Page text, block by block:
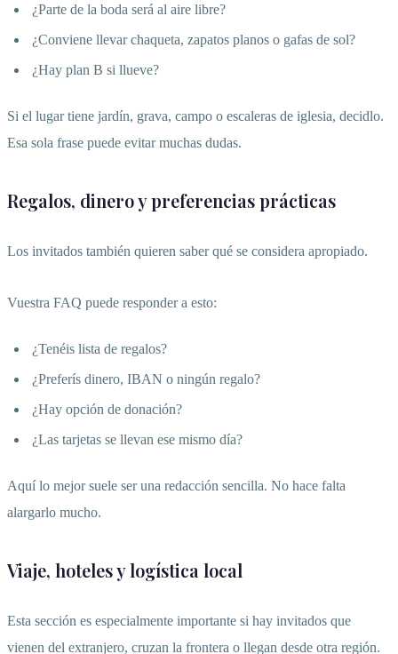
¿Parte de la boda será al aire libre?
¿Conviene llevar chaqueta, zapatos planos o gafas de sol?
¿Hay plan B si llueve?
Si el lugar tiene jardín, grava, campo o escaleras de iglesia, decidlo.
Esa sola frase puede evitar muchas dudas.
Regalos, dinero y preferencias prácticas
Los invitados también quieren saber qué se considera apropiado.
Vuestra FAQ puede responder a esto:
¿Tenéis lista de regalos?
¿Preferís dinero, IBAN o ningún regalo?
¿Hay opción de donación?
¿Las tarjetas se llevan ese mismo día?
Aquí lo mejor suele ser una redacción sencilla. No hace falta
alargarlo mucho.
Viaje, hoteles y logística local
Esta sección es especialmente importante si hay invitados que
vienen del extranjero, cruzan la frontera o llegan desde otra región.